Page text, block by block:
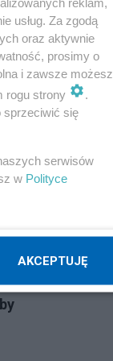
usług. Za zgodą
oraz aktywnie
prosimy o
i zawsze możesz
rogu strony
.
sprzeciwić się
serwisów
w Polityce
AKCEPTUJĘ